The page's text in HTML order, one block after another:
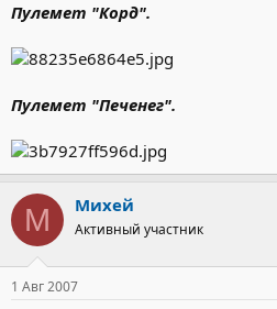
Пулемет "Корд".
Пулемет "Печенег".
М Михей
Активный участник
1 Авг 2007